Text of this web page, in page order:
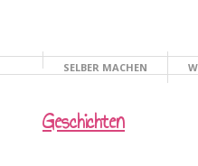
KINDERSEITE
SELBER MACHEN
Geschichten